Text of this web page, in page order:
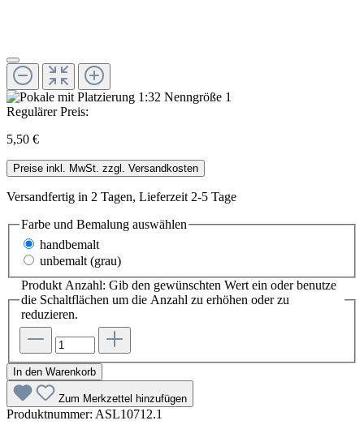
Regulärer Preis:
5,50 €
Preise inkl. MwSt. zzgl. Versandkosten
Versandfertig in 2 Tagen, Lieferzeit 2-5 Tage
Farbe und Bemalung auswählen
handbemalt
unbemalt (grau)
Produkt Anzahl: Gib den gewünschten Wert ein oder benutze
die Schaltflächen um die Anzahl zu erhöhen oder zu
reduzieren.
In den Warenkorb
Zum Merkzettel hinzufügen
Produktnummer: ASL10712.1